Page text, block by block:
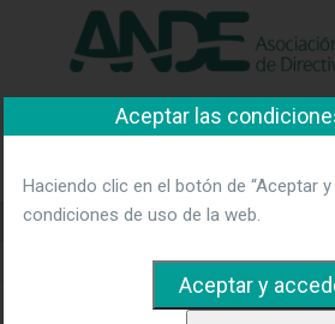
"Ver política"
Asociación
Home Imagen
Aceptar las
Haciendo clic en el botón de “Aceptar
condiciones de uso de la web.